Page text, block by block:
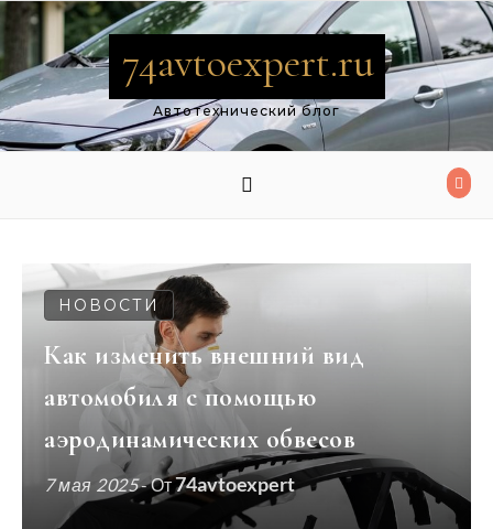
Перейти к содержимому
74avtoexpert.ru
Автотехнический блог
НОВОСТИ
Как изменить внешний вид
автомобиля с помощью
аэродинамических обвесов
7 мая 2025- От74avtoexpert